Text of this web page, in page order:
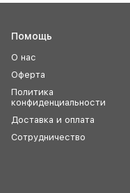
Помощь
О нас
Оферта
Политика
конфиденциальности
Доставка и оплата
Сотрудничество